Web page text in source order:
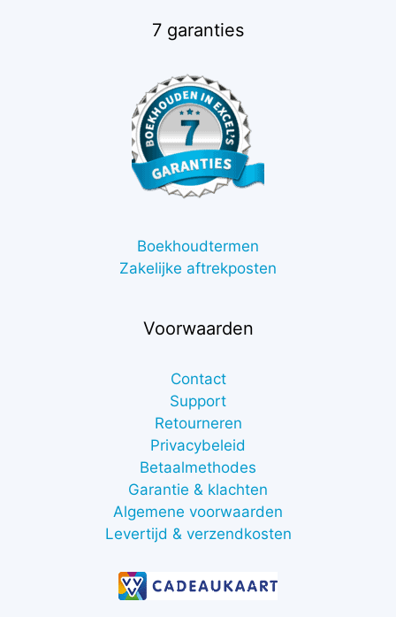
7 garanties
Boekhoudtermen
Zakelijke aftrekposten
Voorwaarden
Contact
Support
Retourneren
Privacybeleid
Betaalmethodes
Garantie & klachten
Algemene voorwaarden
Levertijd & verzendkosten